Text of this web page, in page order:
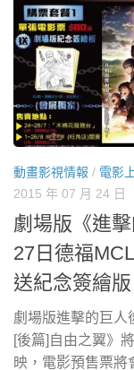
動畫影視情報 / 電影
2015 年 07 月 24 日
劇場版《進
27日德福
送紀念簽繪版
劇場版進擊的巨人
[後篇]自由之翼》
映，電影預售票將